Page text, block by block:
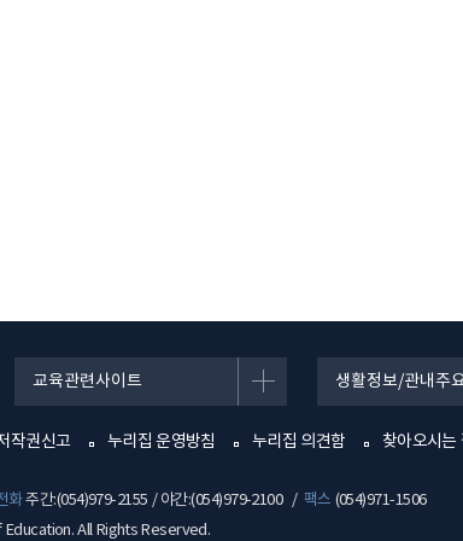
교육관련사이트 생활정보/관내주
작권신고 누리집 운영방침 누리집 의견함 찾아오시는
화주간:(054)979-2155 / 야간:(054)979-2100 팩스 (054)971-1506
All Rights Reserved.